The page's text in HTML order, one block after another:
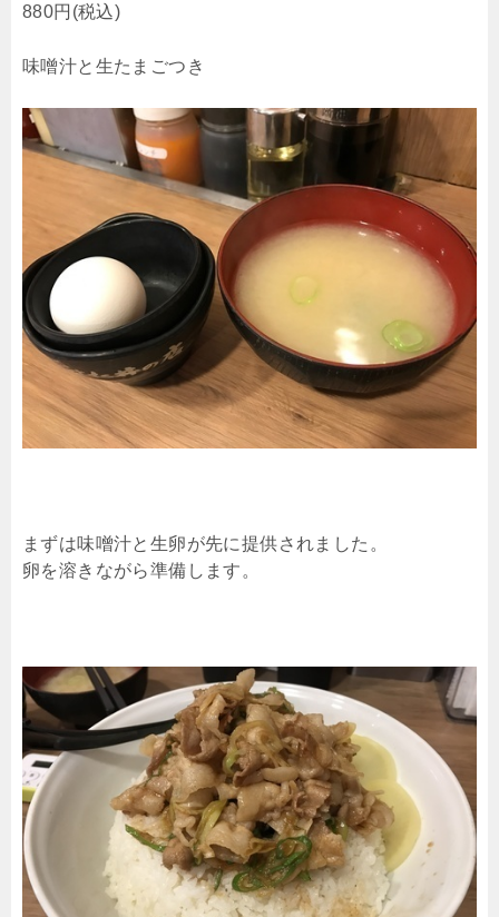
880円(税込)
味噌汁と生たまごつき
まずは味噌汁と生卵が先に提供されました。
卵を溶きながら準備します。